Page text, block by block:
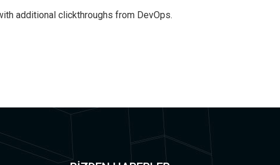
additional clickthroughs from DevOps.